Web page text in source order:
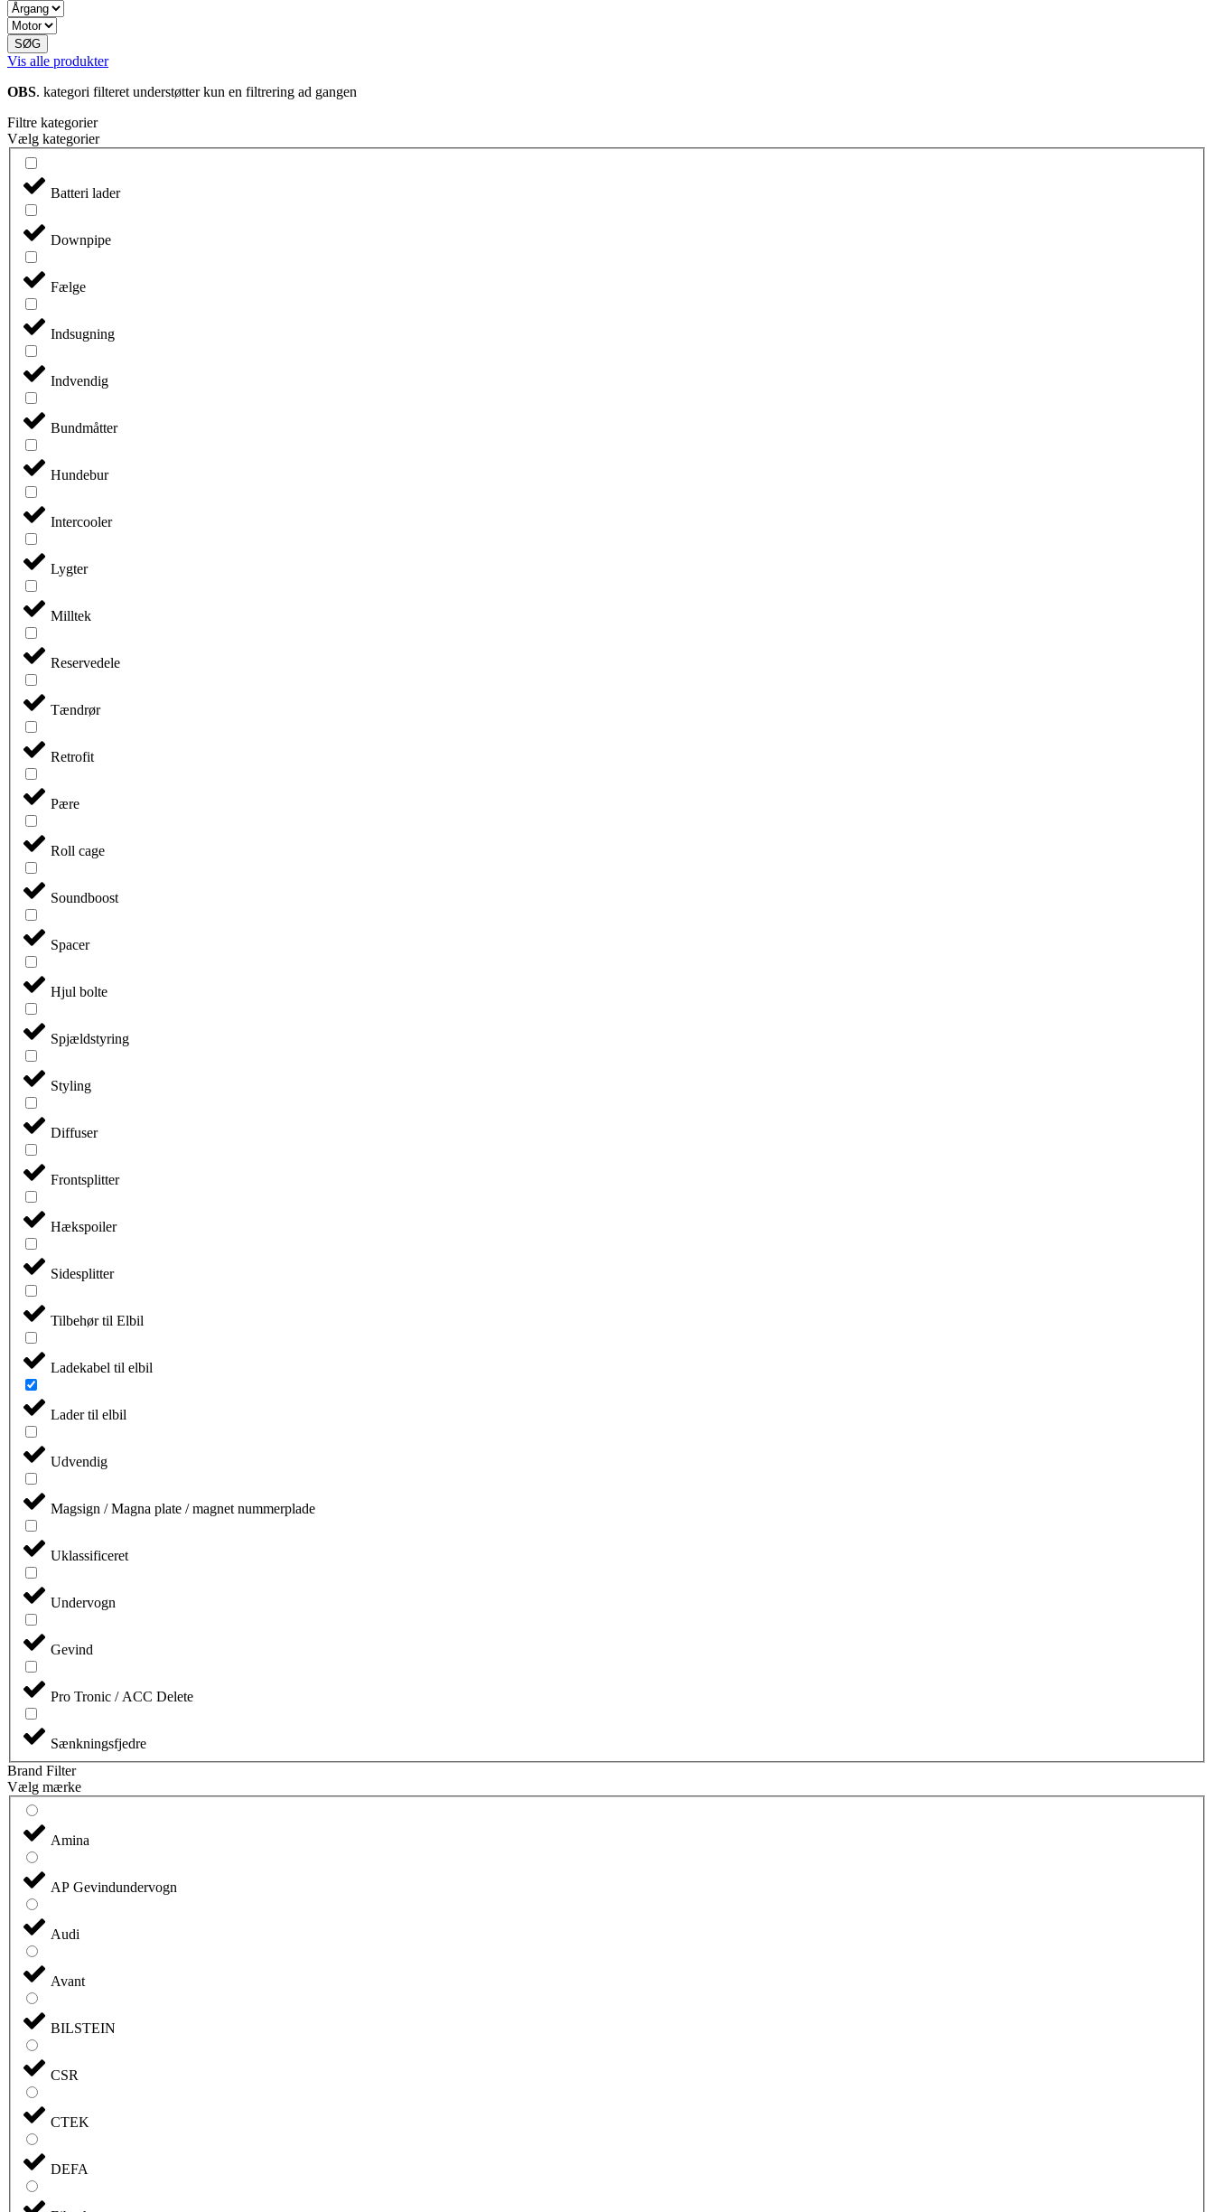
SØG
Vis alle produkter
OBS. kategori filteret understøtter kun en filtrering ad gangen
Filtre kategorier
Vælg kategorier
Batteri lader
Downpipe
Fælge
Indsugning
Indvendig
Bundmåtter
Hundebur
Intercooler
Lygter
Milltek
Reservedele
Tændrør
Retrofit
Pære
Roll cage
Soundboost
Spacer
Hjul bolte
Spjældstyring
Styling
Diffuser
Frontsplitter
Hækspoiler
Sidesplitter
Tilbehør til Elbil
Ladekabel til elbil
Lader til elbil
Udvendig
Magsign / Magna plate / magnet nummerplade
Uklassificeret
Undervogn
Gevind
Pro Tronic / ACC Delete
Sænkningsfjedre
Brand Filter
Vælg mærke
Amina
AP Gevindundervogn
Audi
Avant
BILSTEIN
CSR
CTEK
DEFA